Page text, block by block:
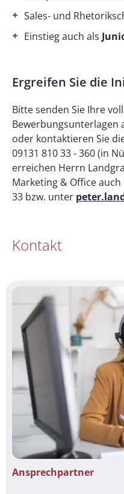
Sales- und
Einstieg auch als
Ergreifen Sie die
Bitte senden Sie Ihre
Bewerbungsunterlagen
oder kontaktieren Sie
09131 810 33 - 360 (in
erreichen Herrn
Marketing & Office
33 bzw. unter
Kontakt
Ansprechpartner